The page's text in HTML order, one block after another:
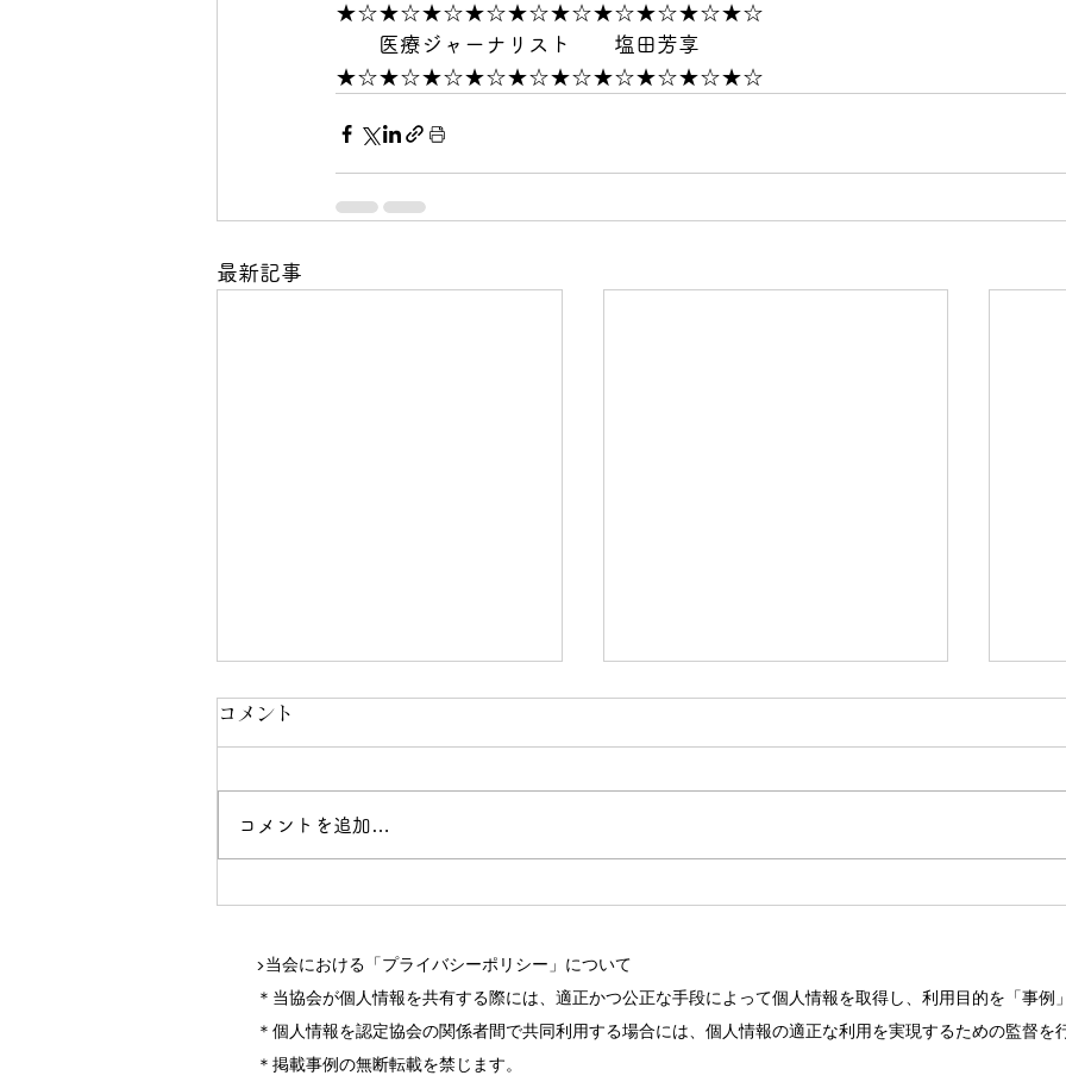
★☆★☆★☆★☆★☆★☆★☆★☆★☆★☆
医療ジャーナリスト　　塩田芳享
★☆★☆★☆★☆★☆★☆★☆★☆★☆★☆
最新記事
村松静子のプライベートレッ
メッセンジャーナースへの近
「必
コメント
コメントを追加…
▶当会における「プライバシーポリシー」について
＊当協会が個人情報を共有する際には、適正かつ公正な手段によって個人情報を取得し、利用目的を「事例
＊個人情報を認定協会の関係者間で共同利用する場合には、個人情報の適正な利用を実現するための監督を
＊掲載事例の無断転載を禁じます。